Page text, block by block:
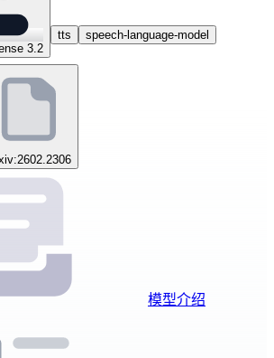
3.2
tts speech-language-model
模型介绍